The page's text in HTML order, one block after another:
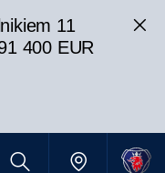
11
400 EUR